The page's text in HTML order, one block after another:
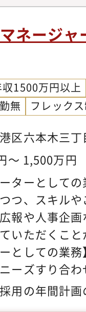
ァラル／採
／RPO）の
い前提での
進・母集団
ージングの一
を握り、採
質の担保）
ロセス設計
ン・品質管
、人材紹介
トナー活用
準リードタ
よる選考ス
基準の設計
わせ・評価
・役員・現
思決定に接
／RPO）の
・現場と握
留まり管理
験■数値・契
ー
ネージャ
収1500万円以上
無 フレック
区六本木三
ンドタワー
駅直結 日比
7分 銀座線
より徒歩7
本木」駅 5
700万円～ 1,500万円
ターとして
つ、スキル
報や人事企
いただくこ
としての業
ーズすり合
用戦略立案、
用の年間計